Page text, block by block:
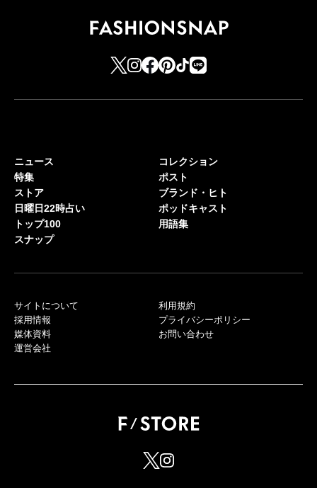
ニュース
特集
ストア
日曜日22時占い
トップ100
スナップ
コレクション
ポスト
ブランド・ヒト
ポッドキャスト
用語集
サイトについて
採用情報
媒体資料
運営会社
利用規約
プライバシーポリシー
お問い合わせ